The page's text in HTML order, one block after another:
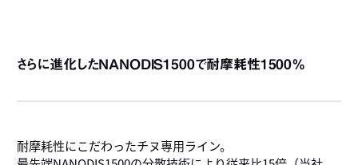
さらに進化したNANODIS1500で耐摩耗性1500％
耐摩耗性にこだわったチヌ専用ライン。